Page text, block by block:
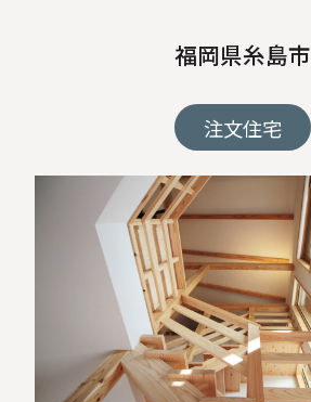
福岡県糸島市
注文住宅